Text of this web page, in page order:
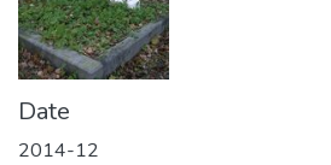
Date
2014-12